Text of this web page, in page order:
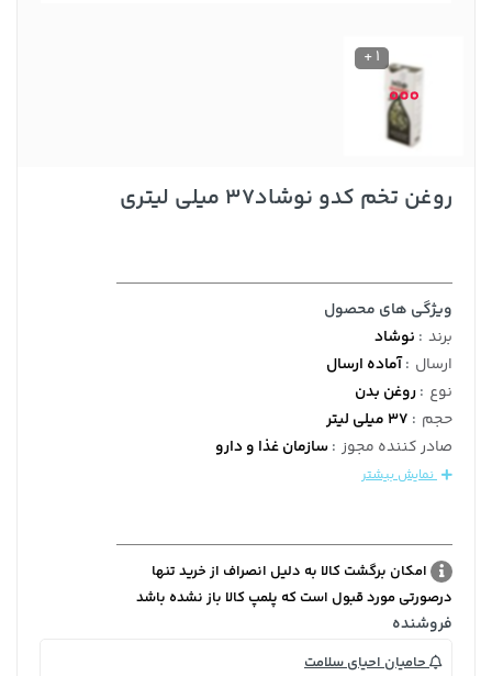
1 +
روغن تخم کدو نوشاد37 میلی لیتری
ویژگی های محصول
برند : نوشاد
ارسال :آماده ارسال
نوع :روغن بدن
حجم : 37 میلی لیتر
صادر کننده مجوز :سازمان غذا و دارو
نمایش بیشتر
امکان برگشت کالا به دلیل انصراف از خرید تنها
درصورتی مورد قبول است که پلمپ کالا باز نشده باشد
فروشنده
حامیان احیای سلامت